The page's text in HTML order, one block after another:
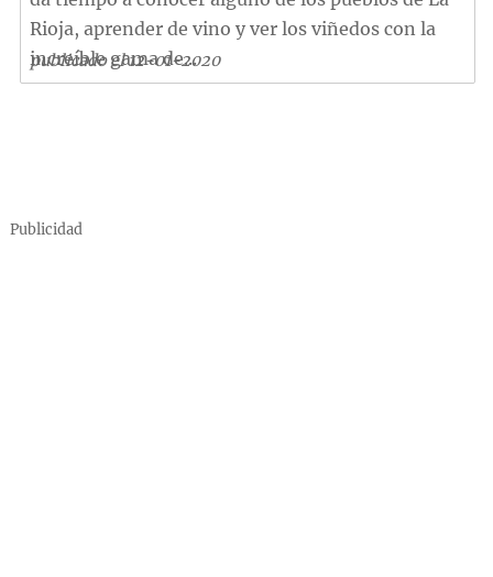
Rioja, aprender de vino y ver los viñedos con la
increíble gama de...
publicado el 12-01-2020
Publicidad